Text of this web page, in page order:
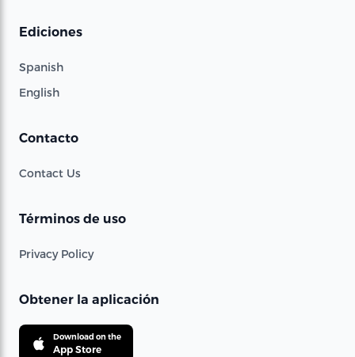
Ediciones
Spanish
English
Contacto
Contact Us
Términos de uso
Privacy Policy
Obtener la aplicación
Download on the
App Store